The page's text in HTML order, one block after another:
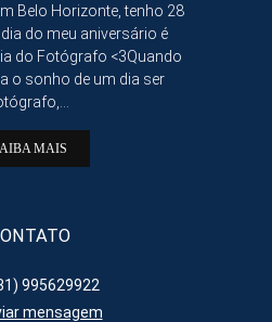
Belo Horizonte, tenho 28
do meu aniversário é
do Fotógrafo <3Quando
o sonho de um dia ser
MAIS
995629922
mensagem